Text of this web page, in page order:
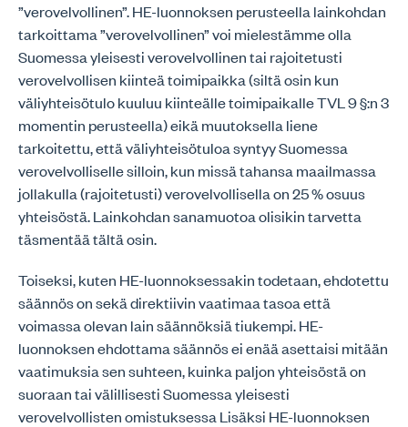
”verovelvollinen”. HE-luonnoksen perusteella lainkohdan
tarkoittama ”verovelvollinen” voi mielestämme olla
Suomessa yleisesti verovelvollinen tai rajoitetusti
verovelvollisen kiinteä toimipaikka (siltä osin kun
väliyhteisötulo kuuluu kiinteälle toimipaikalle TVL 9 §:n 3
momentin perusteella) eikä muutoksella liene
tarkoitettu, että väliyhteisötuloa syntyy Suomessa
verovelvolliselle silloin, kun missä tahansa maailmassa
jollakulla (rajoitetusti) verovelvollisella on 25 % osuus
yhteisöstä. Lainkohdan sanamuotoa olisikin tarvetta
täsmentää tältä osin.
Toiseksi, kuten HE-luonnoksessakin todetaan, ehdotettu
säännös on sekä direktiivin vaatimaa tasoa että
voimassa olevan lain säännöksiä tiukempi. HE-
luonnoksen ehdottama säännös ei enää asettaisi mitään
vaatimuksia sen suhteen, kuinka paljon yhteisöstä on
suoraan tai välillisesti Suomessa yleisesti
verovelvollisten omistuksessa Lisäksi HE-luonnoksen